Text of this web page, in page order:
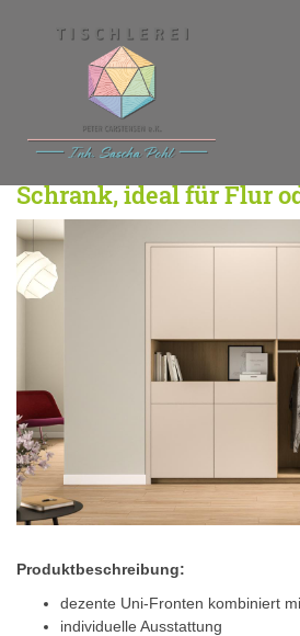
Schrank, ideal für Flur
Produktbeschreibung:
dezente Uni-Fronten kombiniert
individuelle Ausstattung